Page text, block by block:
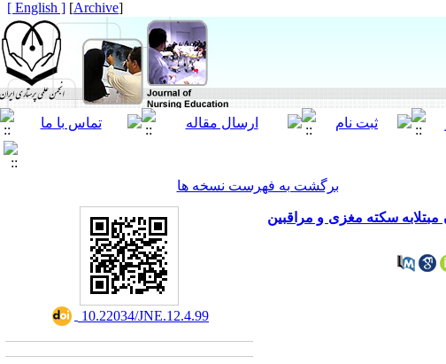
[
Archive
]
[ English ]
برگشت به فهرست نسخه ها
مبتلابه سکته مغزی و مراقبین
‎ 10.22034/JNE.12.4.99